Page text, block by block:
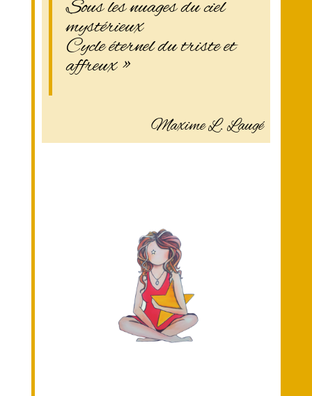
Sous les nuages du ciel
mystérieux
Cycle éternel du triste et
affreux »
Maxime L. Laugé